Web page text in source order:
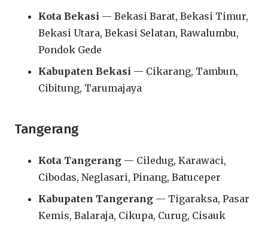
Kota Bekasi — Bekasi Barat, Bekasi Timur,
Bekasi Utara, Bekasi Selatan, Rawalumbu,
Pondok Gede
Kabupaten Bekasi — Cikarang, Tambun,
Cibitung, Tarumajaya
Tangerang
Kota Tangerang — Ciledug, Karawaci,
Cibodas, Neglasari, Pinang, Batuceper
Kabupaten Tangerang — Tigaraksa, Pasar
Kemis, Balaraja, Cikupa, Curug, Cisauk